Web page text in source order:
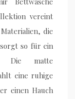
vereint
die
so für ein
Die matte
eine ruhige
einen Hauch